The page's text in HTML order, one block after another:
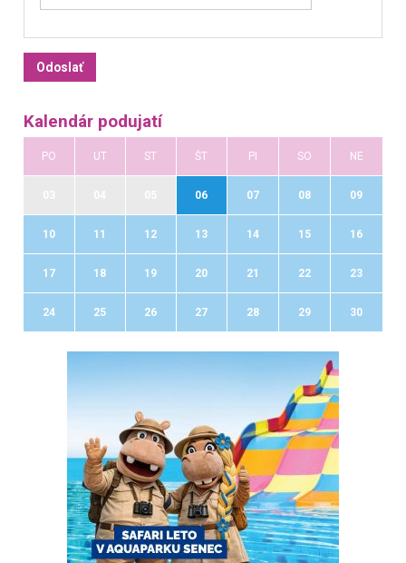
Kalendár podujatí
PO UT ST ŠT PI SO NE
06 07 08 09
10 11 12 13 14 15 16
17 18 19 20 21 22 23
24 25 26 27 28 29 30